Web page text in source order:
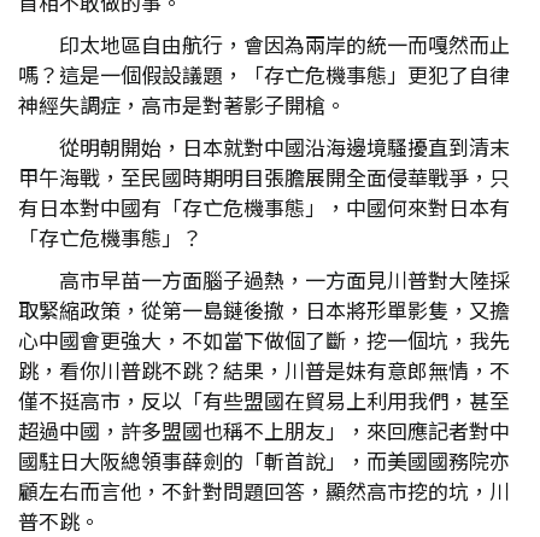
印太地區自由航行，會因為兩岸的統一而嘎然而止
嗎？這是一個假設議題，「存亡危機事態」更犯了自律
神經失調症，高市是對著影子開槍。
從明朝開始，日本就對中國沿海邊境騷擾直到清末
甲午海戰，至民國時期明目張膽展開全面侵華戰爭，只
有日本對中國有「存亡危機事態」，中國何來對日本有
「存亡危機事態」？
高市早苗一方面腦子過熱，一方面見川普對大陸採
取緊縮政策，從第一島鏈後撤，日本將形單影隻，又擔
心中國會更強大，不如當下做個了斷，挖一個坑，我先
跳，看你川普跳不跳？結果，川普是妹有意郎無情，不
僅不挺高市，反以「有些盟國在貿易上利用我們，甚至
超過中國，許多盟國也稱不上朋友」，來回應記者對中
國駐日大阪總領事薛劍的「斬首說」，而美國國務院亦
顧左右而言他，不針對問題回答，顯然高市挖的坑，川
普不跳。